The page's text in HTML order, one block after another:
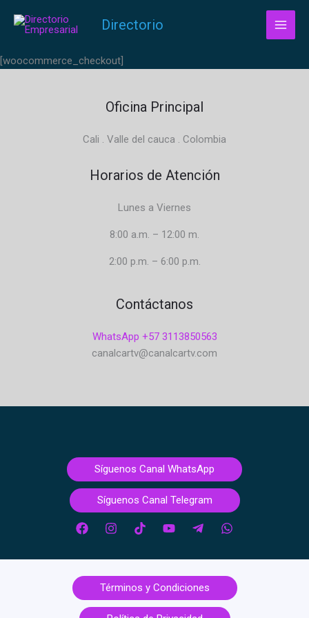
Directorio
[woocommerce_checkout]
Oficina Principal
Cali . Valle del cauca . Colombia
Horarios de Atención
Lunes a Viernes
8:00 a.m. – 12:00 m.
2:00 p.m. – 6:00 p.m.
Contáctanos
WhatsApp +57 3113850563
canalcartv@canalcartv.com
Síguenos Canal WhatsApp
Síguenos Canal Telegram
Términos y Condiciones